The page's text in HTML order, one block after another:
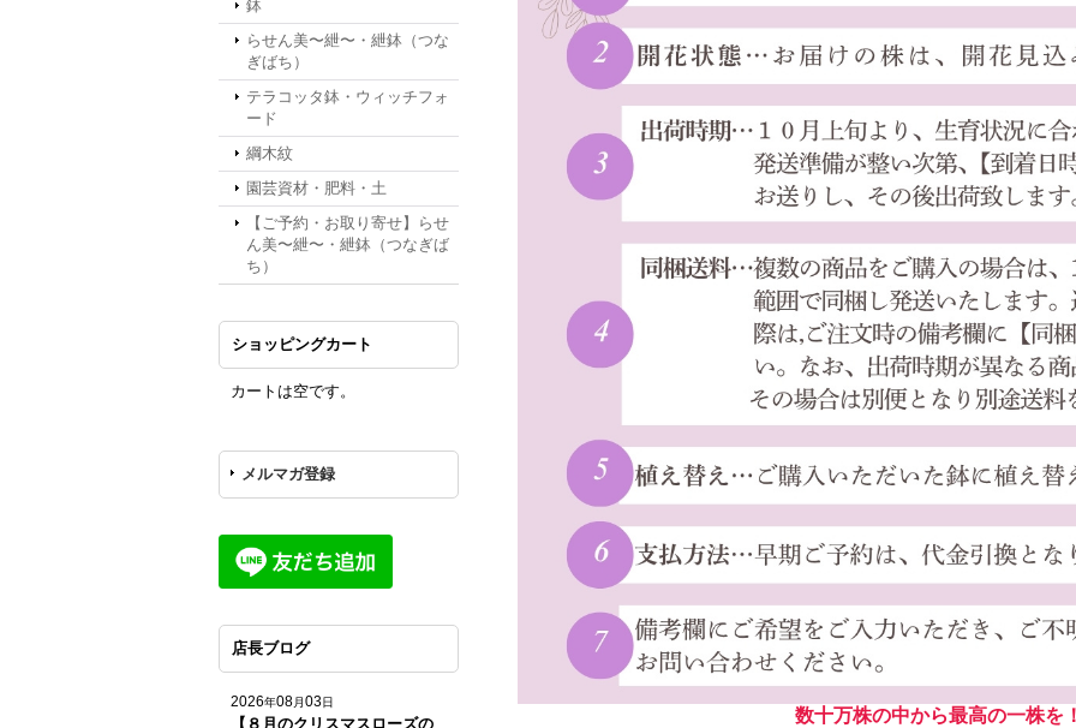
鉢
らせん美〜紲〜・紲鉢（つな
ぎばち）
テラコッタ鉢・ウィッチフォ
ード
綱木紋
園芸資材・肥料・土
【ご予約・お取り寄せ】らせ
ん美〜紲〜・紲鉢（つなぎば
ち）
ショッピングカート
カートは空です。
メルマガ登録
店長ブログ
2026年08月03日
【８月のクリスマスローズの
数十万株の中から最高の一株を